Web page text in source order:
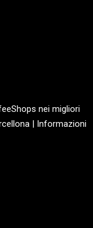
nei migliori
| Informazioni